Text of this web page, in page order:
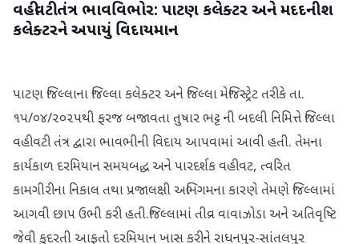
વહીવટી તંત્ર ભાવવિભોર: પાટણ કલેક્ટર અને મદદનીશ
કલેક્ટરને અપાયું વિદાયમાન
પાટણ જિલ્લાના જિલ્લા કલેક્ટર અને જિલ્લા મેજિસ્ટ્રેટ તરીકે તા.
૧૫/૦૪/૨૦૨૫થી ફરજ બજાવતા તુષાર ભટ્ટ ની બદલી નિમિત્તે જિલ્લા
વહીવટી તંત્ર દ્વારા ભાવભીની વિદાય આપવામાં આવી હતી. તેમના
કાર્યકાળ દરમિયાન સમયબદ્ધ અને પારદર્શક વહીવટ, ત્વરિત
કામગીરીના નિકાલ તથા પ્રજાલક્ષી અભિગમના કારણે તેમણે જિલ્લામાં
આગવી છાપ ઉભી કરી હતી.જિલ્લામાં તીવ્ર વાવાઝોડા અને અતિવૃષ્ટિ
જેવી કુદરતી આફતો દરમિયાન ખાસ કરીને રાધનપુર-સાંતલપુર